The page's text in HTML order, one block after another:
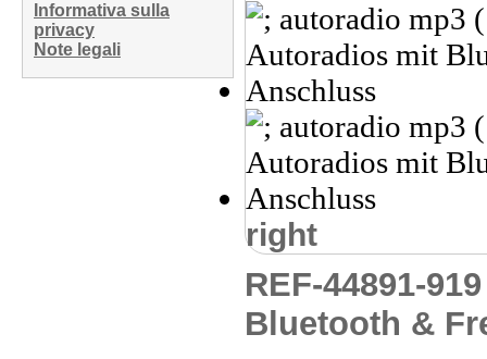
Informativa sulla
privacy
Note legali
right
REF-44891-
Bluetooth &